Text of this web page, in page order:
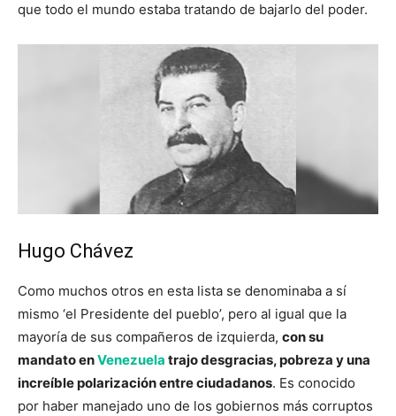
que todo el mundo estaba tratando de bajarlo del poder.
Hugo Chávez
Como muchos otros en esta lista se denominaba a sí
mismo ‘el Presidente del pueblo’, pero al igual que la
mayoría de sus compañeros de izquierda, con su
mandato enVenezuela trajo desgracias, pobreza y una
increíble polarización entre ciudadanos. Es conocido
por haber manejado uno de los gobiernos más corruptos